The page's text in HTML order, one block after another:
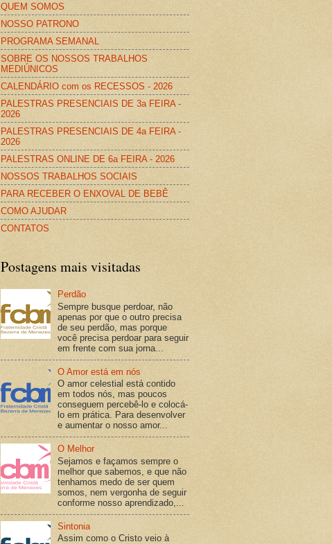
QUEM SOMOS
NOSSO PATRONO
PROGRAMA SEMANAL
SOBRE OS NOSSOS TRABALHOS
MEDIÚNICOS
CALENDÁRIO com os RECESSOS - 2026
PALESTRAS PRESENCIAIS DE 3a FEIRA -
2026
PALESTRAS PRESENCIAIS DE 4a FEIRA -
2026
PALESTRAS ONLINE DE 6a FEIRA - 2026
NOSSOS TRABALHOS SOCIAIS
PARA RECEBER O ENXOVAL DE BEBÊ
COMO AJUDAR
CONTATOS
Postagens mais visitadas
Perdão
Sempre busque perdoar, não
apenas por que o outro precisa
de seu perdão, mas porque
você precisa perdoar para seguir
em frente com sua jorna...
O Amor está em nós
O amor celestial está contido
em todos nós, mas poucos
conseguem percebê-lo e colocá-
lo em prática. Para desenvolver
e aumentar o nosso amor...
O Melhor
Sejamos e façamos sempre o
melhor que sabemos, e que não
tenhamos medo de ser quem
somos, nem vergonha de seguir
conforme nosso aprendizado,...
Sintonia
Assim como o Cristo veio à